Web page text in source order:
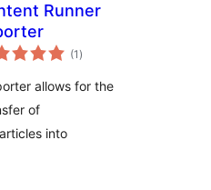
Runner
(1 celkové
hodnocení
)
allows for the
of
into